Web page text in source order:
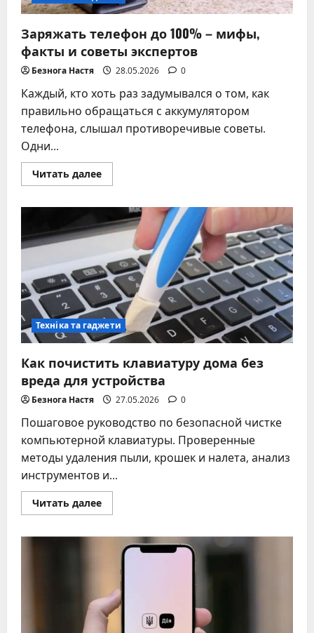
Заряжать телефон до 100% – мифы,
факты и советы экспертов
Безнога Настя 28.05.2026 0
Каждый, кто хоть раз задумывался о том, как
правильно обращаться с аккумулятором
телефона, слышал противоречивые советы.
Одни...
Читать далееПрочитать
больше
телефон
до
100%
мифы,
факты
и
советы
экспертов
Техніка та гаджети
Как почистить клавиатуру дома без
вреда для устройства
Безнога Настя 27.05.2026 0
Пошаговое руководство по безопасной чистке
компьютерной клавиатуры. Проверенные
методы удаления пыли, крошек и налета, анализ
инструментов и...
Читать далееПрочитать
больше
почистить
клавиатуру
дома
вреда
для
устройства